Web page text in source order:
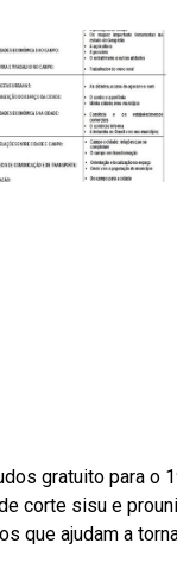
gratuito para o
corte sisu e
que ajudam a